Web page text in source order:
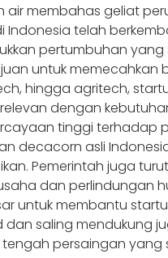
membahas geliat
Indonesia telah
pertumbuhan
untuk memecahkan
hingga agritech,
dengan
tinggi
decacorn asli
Pemerintah juga
dan perlindungan
untuk membantu
saling mendukung
persaingan yang